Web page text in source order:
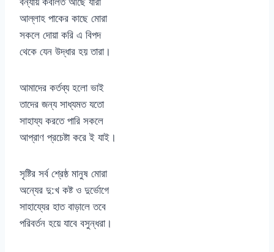
আল্লাহ পাকের কাছে মোরা
সকলে দোয়া করি এ বিপদ
থেকে যেন উদ্ধার হয় তারা।
আমাদের কর্তব্য হলো ভাই
তাদের জন্য সাধ্যমত যতো
সাহায্য করতে পারি সকলে
আপ্রাণ প্রচেষ্টা করে ই যাই।
সৃষ্টির সর্ব শ্রেষ্ঠ মানুষ মোরা
অন্যের দু:খ কষ্ট ও দুর্ভোগে
সাহায্যের হাত বাড়ালে তবে
পরিবর্তন হয়ে যাবে বসুন্ধরা।